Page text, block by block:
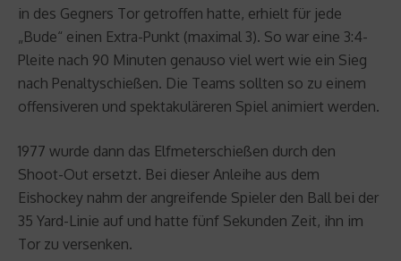
in des Gegners Tor getroffen hatte, erhielt für jede
„Bude“ einen Extra-Punkt (maximal 3). So war eine 3:4-
Pleite nach 90 Minuten genauso viel wert wie ein Sieg
nach Penaltyschießen. Die Teams sollten so zu einem
offensiveren und spektakuläreren Spiel animiert werden.
1977 wurde dann das Elfmeterschießen durch den
Shoot-Out ersetzt. Bei dieser Anleihe aus dem
Eishockey nahm der angreifende Spieler den Ball bei der
35 Yard-Linie auf und hatte fünf Sekunden Zeit, ihn im
Tor zu versenken.